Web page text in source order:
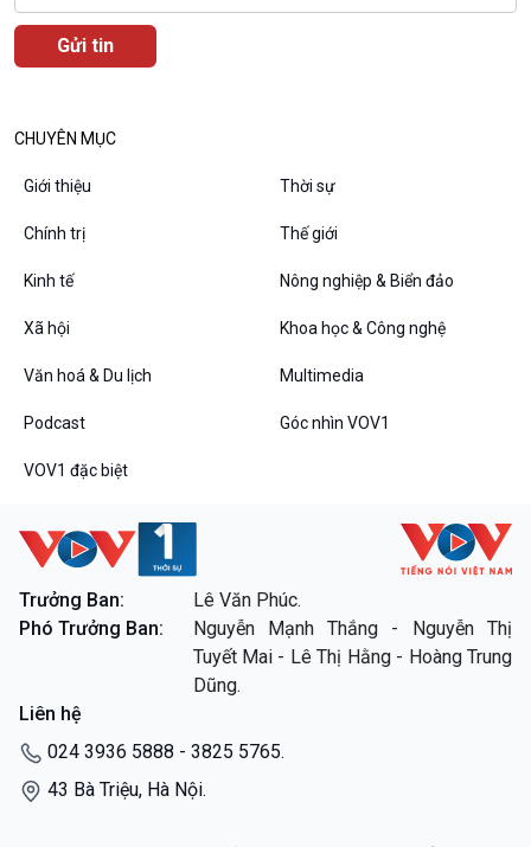
Bình luận
Chuyện đêm
VOV1 đặc biệt
Chân dung cuộc sống
Các chương trình đặc biệt
CHUYÊN MỤC
Giới thiệu Thời sự
Chính trị Thế giới
Kinh tế Nông nghiệp & Biển đảo
Xã hội Khoa học & Công nghệ
Văn hoá & Du lịch Multimedia
Podcast Góc nhìn VOV1
VOV1 đặc biệt
Trưởng Ban:
Lê Văn Phúc.
Phó Trưởng Ban:
Nguyễn Mạnh Thắng - Nguyễn Thị
Tuyết Mai - Lê Thị Hằng - Hoàng Trung
Dũng.
Liên hệ
024 3936 5888 - 3825 5765.
43 Bà Triệu, Hà Nội.